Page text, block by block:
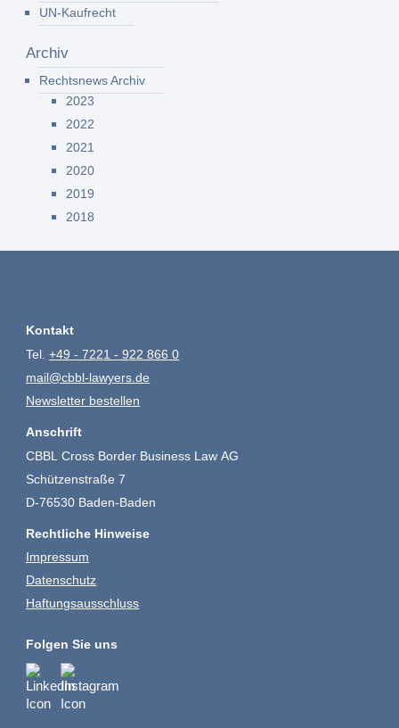
UN-Kaufrecht
Archiv
Rechtsnews Archiv
2023
2022
2021
2020
2019
2018
Kontakt
Tel.+49 - 7221 - 922 866 0
mail@cbbl-lawyers.de
Newsletter bestellen
Anschrift
CBBL Cross Border Business Law AG
Schützenstraße 7
D-76530 Baden-Baden
Rechtliche Hinweise
Impressum
Datenschutz
Haftungsausschluss
Folgen Sie uns